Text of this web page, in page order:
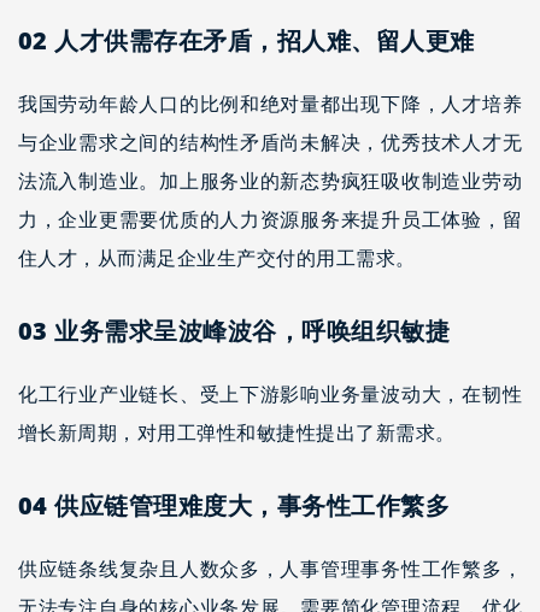
02 人才供需存在矛盾，招人难、留人更难
我国劳动年龄人口的比例和绝对量都出现下降，人才培养
与企业需求之间的结构性矛盾尚未解决，优秀技术人才无
法流入制造业。加上服务业的新态势疯狂吸收制造业劳动
力，企业更需要优质的人力资源服务来提升员工体验，留
住人才，从而满足企业生产交付的用工需求。
03 业务需求呈波峰波谷，呼唤组织敏捷
化工行业产业链长、受上下游影响业务量波动大，在韧性
增长新周期，对用工弹性和敏捷性提出了新需求。
04 供应链管理难度大，事务性工作繁多
供应链条线复杂且人数众多，人事管理事务性工作繁多，
无法专注自身的核心业务发展。需要简化管理流程，优化